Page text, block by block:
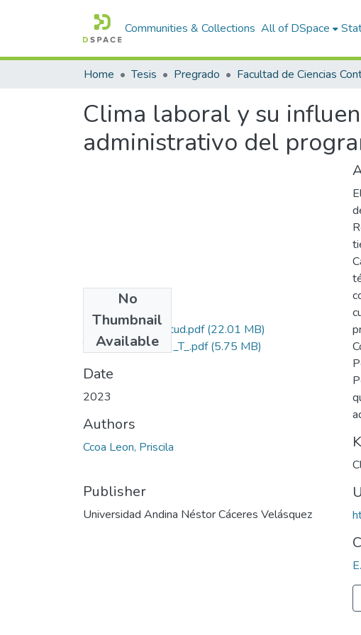
Communities & Collections All of DSpace
Home Tesis Pregrado
Clima laboral y su
administrativo del
No
Thumbnail
Available
Grado de Similitud.pdf(22.01 MB)
T036_74242049_T_.pdf(5.75 MB)
Date
2023
Authors
Ccoa Leon, Priscila
Publisher
Universidad Andina Néstor Cáceres Velásquez